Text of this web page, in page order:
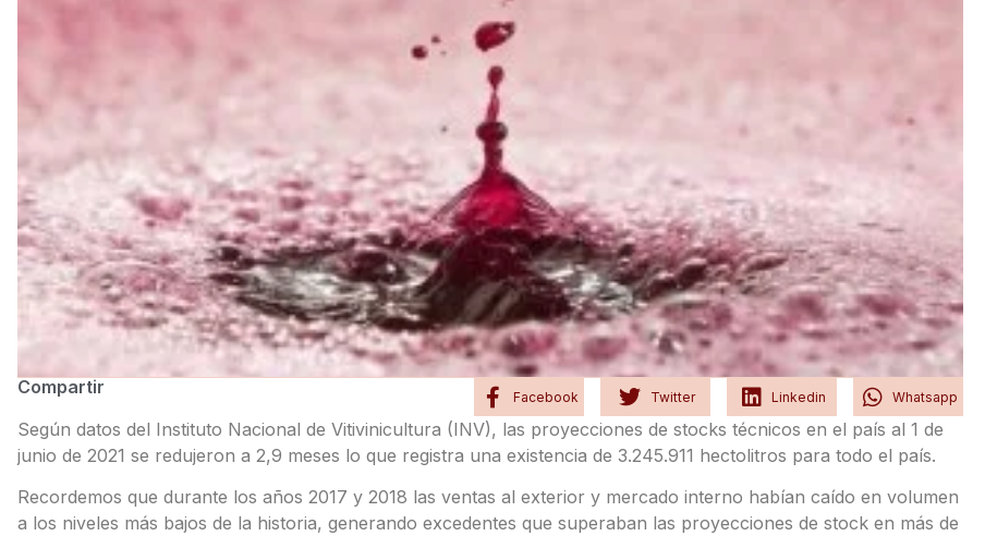
Compartir Facebook Twitter Linkedin Whatsapp
Según datos del Instituto Nacional de Vitivinicultura (INV), las proyecciones de stocks técnicos en el país al 1 de
junio de 2021 se redujeron a 2,9 meses lo que registra una existencia de 3.245.911 hectolitros para todo el país.
Recordemos que durante los años 2017 y 2018 las ventas al exterior y mercado interno habían caído en volumen
a los niveles más bajos de la historia, generando excedentes que superaban las proyecciones de stock en más de